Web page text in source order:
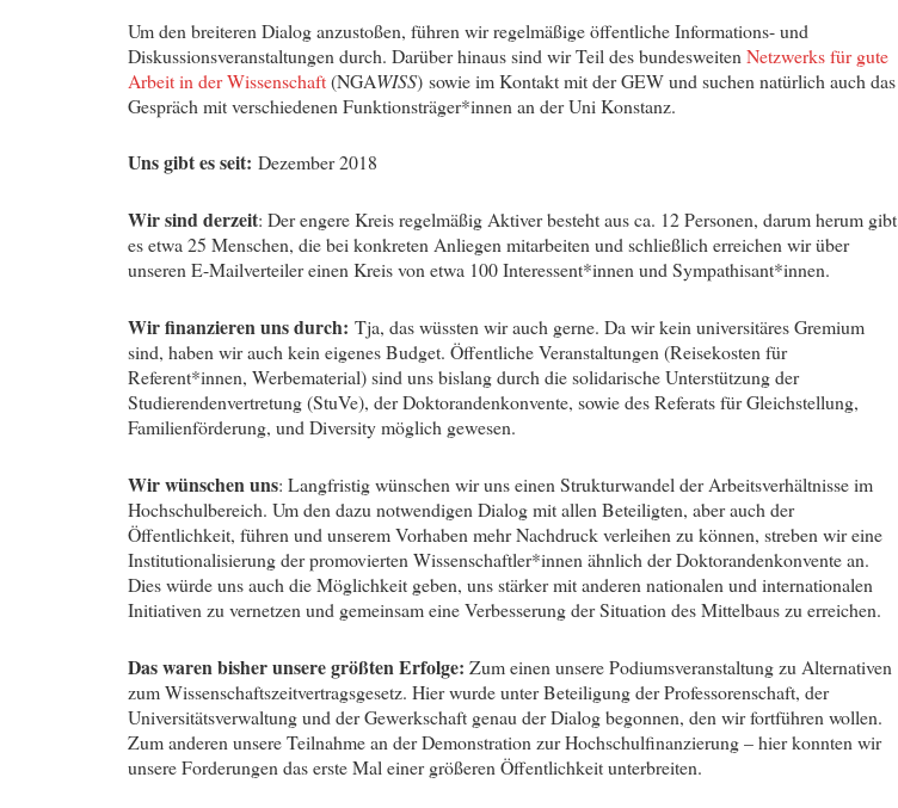
Um den breiteren Dialog anzustoßen, führen wir regelmäßige öffentliche Informations- und
Diskussionsveranstaltungen durch. Darüber hinaus sind wir Teil des bundesweiten Netzwerks für gute
Arbeit in der Wissenschaft(NGAWISS) sowie im Kontakt mit der GEW und suchen natürlich auch das
Gespräch mit verschiedenen Funktionsträger*innen an der Uni Konstanz.
Uns gibt es seit: Dezember 2018
Wir sind derzeit: Der engere Kreis regelmäßig Aktiver besteht aus ca. 12 Personen, darum herum gibt
es etwa 25 Menschen, die bei konkreten Anliegen mitarbeiten und schließlich erreichen wir über
unseren E-Mailverteiler einen Kreis von etwa 100 Interessent*innen und Sympathisant*innen.
Wir finanzieren uns durch: Tja, das wüssten wir auch gerne. Da wir kein universitäres Gremium
sind, haben wir auch kein eigenes Budget. Öffentliche Veranstaltungen (Reisekosten für
Referent*innen, Werbematerial) sind uns bislang durch die solidarische Unterstützung der
Studierendenvertretung (StuVe), der Doktorandenkonvente, sowie des Referats für Gleichstellung,
Familienförderung, und Diversity möglich gewesen.
Wir wünschen uns: Langfristig wünschen wir uns einen Strukturwandel der Arbeitsverhältnisse im
Hochschulbereich. Um den dazu notwendigen Dialog mit allen Beteiligten, aber auch der
Öffentlichkeit, führen und unserem Vorhaben mehr Nachdruck verleihen zu können, streben wir eine
Institutionalisierung der promovierten Wissenschaftler*innen ähnlich der Doktorandenkonvente an.
Dies würde uns auch die Möglichkeit geben, uns stärker mit anderen nationalen und internationalen
Initiativen zu vernetzen und gemeinsam eine Verbesserung der Situation des Mittelbaus zu erreichen.
Das waren bisher unsere größten Erfolge: Zum einen unsere Podiumsveranstaltung zu Alternativen
zum Wissenschaftszeitvertragsgesetz. Hier wurde unter Beteiligung der Professorenschaft, der
Universitätsverwaltung und der Gewerkschaft genau der Dialog begonnen, den wir fortführen wollen.
Zum anderen unsere Teilnahme an der Demonstration zur Hochschulfinanzierung – hier konnten wir
unsere Forderungen das erste Mal einer größeren Öffentlichkeit unterbreiten.